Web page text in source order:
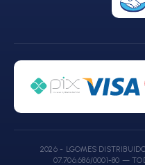
2026 - LGOMES
07.706.686/0001-80 —